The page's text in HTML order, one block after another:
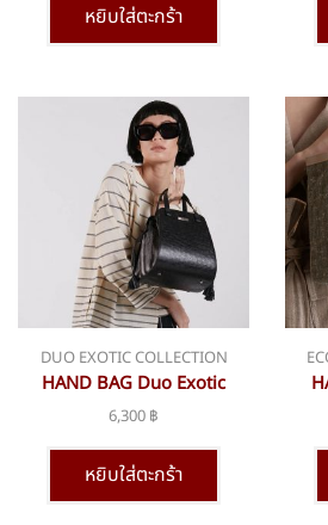
หยิบใส่ตะกร้า
DUO EXOTIC COLLECTION
HAND BAG Duo Exotic
Collection bsn-363 large
6,300 ฿
หยิบใส่ตะกร้า